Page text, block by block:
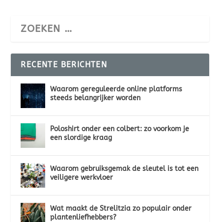
RECENTE BERICHTEN
Waarom gereguleerde online platforms
steeds belangrijker worden
Poloshirt onder een colbert: zo voorkom je
een slordige kraag
Waarom gebruiksgemak de sleutel is tot een
veiligere werkvloer
Wat maakt de Strelitzia zo populair onder
plantenliefhebbers?